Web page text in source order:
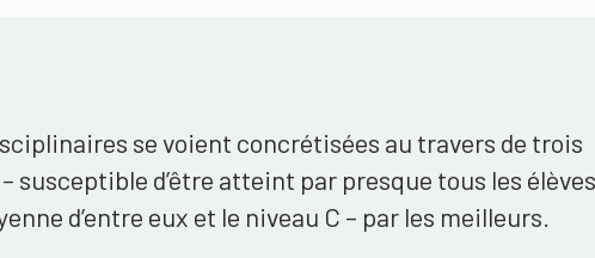
se voient concrétisées au travers de trois
susceptible d’être atteint par presque tous les
d’entre eux et le niveau C – par les meilleurs.